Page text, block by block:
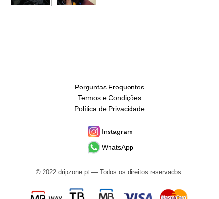
Perguntas Frequentes
Termos e Condições
Política de Privacidade
Instagram
WhatsApp
© 2022 dripzone.pt — Todos os direitos reservados.